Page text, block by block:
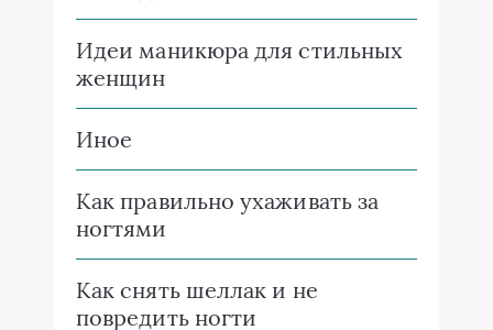
Идеи маникюра для стильных
женщин
Иное
Как правильно ухаживать за
ногтями
Как снять шеллак и не
повредить ногти